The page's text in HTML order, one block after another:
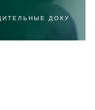
ДОКУМЕНТЫ